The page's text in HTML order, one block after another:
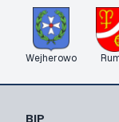
Wejherowo
BIP